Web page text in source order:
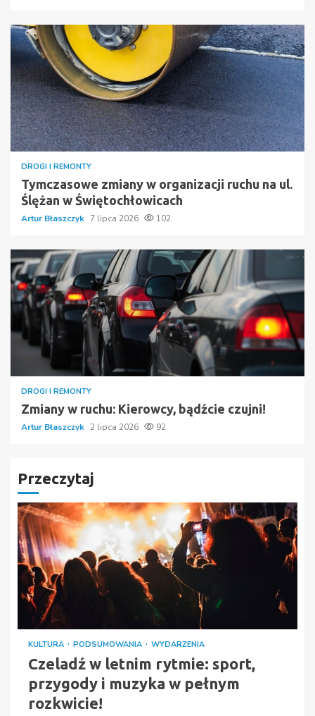
DROGI I REMONTY
Tymczasowe zmiany w organizacji ruchu na ul.
Ślężan w Świętochłowicach
Artur Błaszczyk 7 lipca 2026 102
DROGI I REMONTY
Zmiany w ruchu: Kierowcy, bądźcie czujni!
Artur Błaszczyk 2 lipca 2026 92
Przeczytaj
KULTURA PODSUMOWANIA WYDARZENIA
Czeladź w letnim rytmie: sport,
przygody i muzyka w pełnym
rozkwicie!